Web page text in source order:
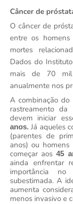
Câncer de
O câncer de
entre os
mortes
Dados do
mais de 70 mil
anualmente nos
A combinação
rastreamento
devem iniciar
anos.Já aqueles
(parentes de
anos) ou homens
começar aos45
ainda enfrentar
importância
subestimada. A
aumenta
menos invasivo e